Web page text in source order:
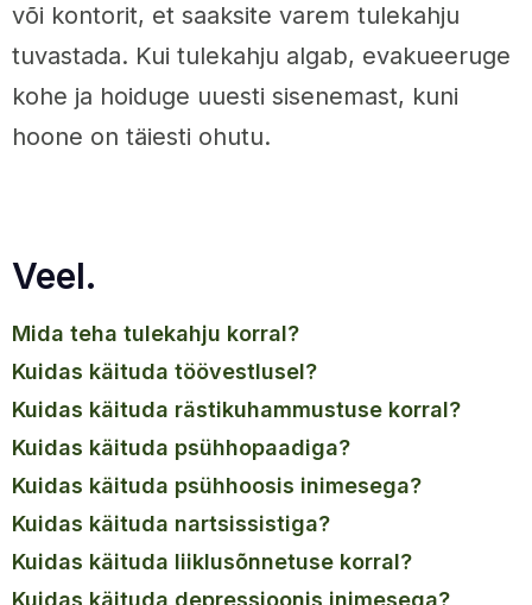
või kontorit, et saaksite varem tulekahju
tuvastada. Kui tulekahju algab, evakueeruge
kohe ja hoiduge uuesti sisenemast, kuni
hoone on täiesti ohutu.
Veel.
mida teha tulekahju korral?
kuidas käituda töövestlusel?
kuidas käituda rästikuhammustuse korral?
kuidas käituda psühhopaadiga?
kuidas käituda psühhoosis inimesega?
kuidas käituda nartsissistiga?
kuidas käituda liiklusõnnetuse korral?
kuidas käituda depressioonis inimesega?